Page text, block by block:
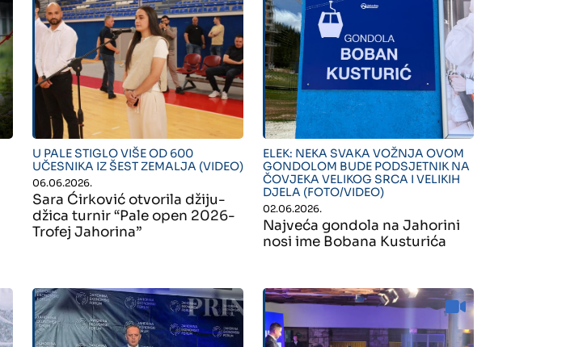
" alt="">
U PALE STIGLO VIŠE OD 600
UČESNIKA IZ ŠEST ZEMALJA (VIDEO)
06.06.2026.
Sara Ćirković otvorila džiju-
džica turnir “Pale open 2026-
Trofej Jahorina”
" alt="">
ELEK: NEKA SVAKA VOŽNJA OVOM
GONDOLOM BUDE PODSJETNIK NA
ČOVJEKA VELIKOG SRCA I VELIKIH
DJELA (FOTO/VIDEO)
02.06.2026.
Najveća gondola na Jahorini
nosi ime Bobana Kusturića